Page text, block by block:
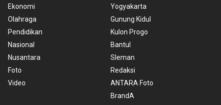
Ekonomi
Olahraga
Pendidikan
Nasional
Nusantara
Foto
Video
Yogyakarta
Gunung Kidul
Kulon Progo
Bantul
Sleman
Redaksi
ANTARA Foto
BrandA